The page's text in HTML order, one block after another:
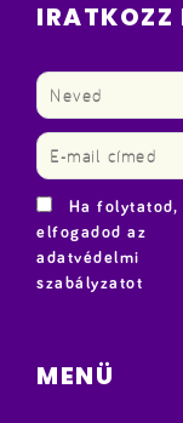
IRATKOZZ
Ha folytatod,
elfogadod az
adatvédelmi
szabályzatot
MENÜ